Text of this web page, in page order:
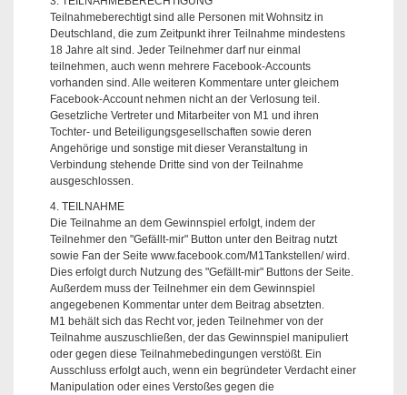
Teilnahmeberechtigt sind alle Personen mit Wohnsitz in
Deutschland, die zum Zeitpunkt ihrer Teilnahme mindestens
18 Jahre alt sind. Jeder Teilnehmer darf nur einmal
teilnehmen, auch wenn mehrere Facebook-Accounts
vorhanden sind. Alle weiteren Kommentare unter gleichem
Facebook-Account nehmen nicht an der Verlosung teil.
Gesetzliche Vertreter und Mitarbeiter von M1 und ihren
Tochter- und Beteiligungsgesellschaften sowie deren
Angehörige und sonstige mit dieser Veranstaltung in
Verbindung stehende Dritte sind von der Teilnahme
ausgeschlossen.
4. TEILNAHME
Die Teilnahme an dem Gewinnspiel erfolgt, indem der
Teilnehmer den "Gefällt-mir" Button unter den Beitrag nutzt
sowie Fan der Seite www.facebook.com/M1Tankstellen/ wird.
Dies erfolgt durch Nutzung des "Gefällt-mir" Buttons der Seite.
Außerdem muss der Teilnehmer ein dem Gewinnspiel
angegebenen Kommentar unter dem Beitrag absetzten.
M1 behält sich das Recht vor, jeden Teilnehmer von der
Teilnahme auszuschließen, der das Gewinnspiel manipuliert
oder gegen diese Teilnahmebedingungen verstößt. Ein
Ausschluss erfolgt auch, wenn ein begründeter Verdacht einer
Manipulation oder eines Verstoßes gegen die